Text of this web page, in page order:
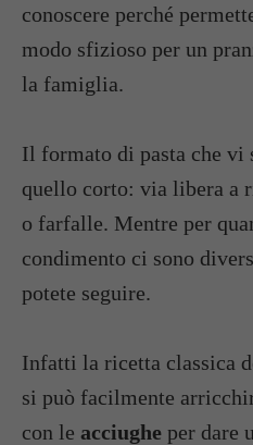
conoscere perché
modo sfizioso per un
la famiglia.
Il formato di pasta che vi
quello corto: via libera a
o farfalle. Mentre per
condimento ci sono
potete seguire.
Infatti la ricetta classica
si può facilmente
con le acciughe per dare